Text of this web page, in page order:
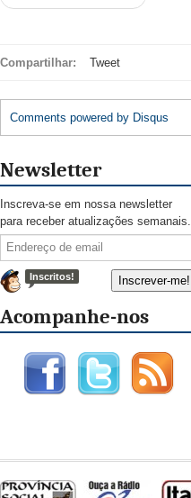
Compartilhar: Tweet
Comments powered by Disqus
Newsletter
Inscreva-se em nossa newsletter
para receber atualizações semanais.
Inscritos!
Acompanhe-nos